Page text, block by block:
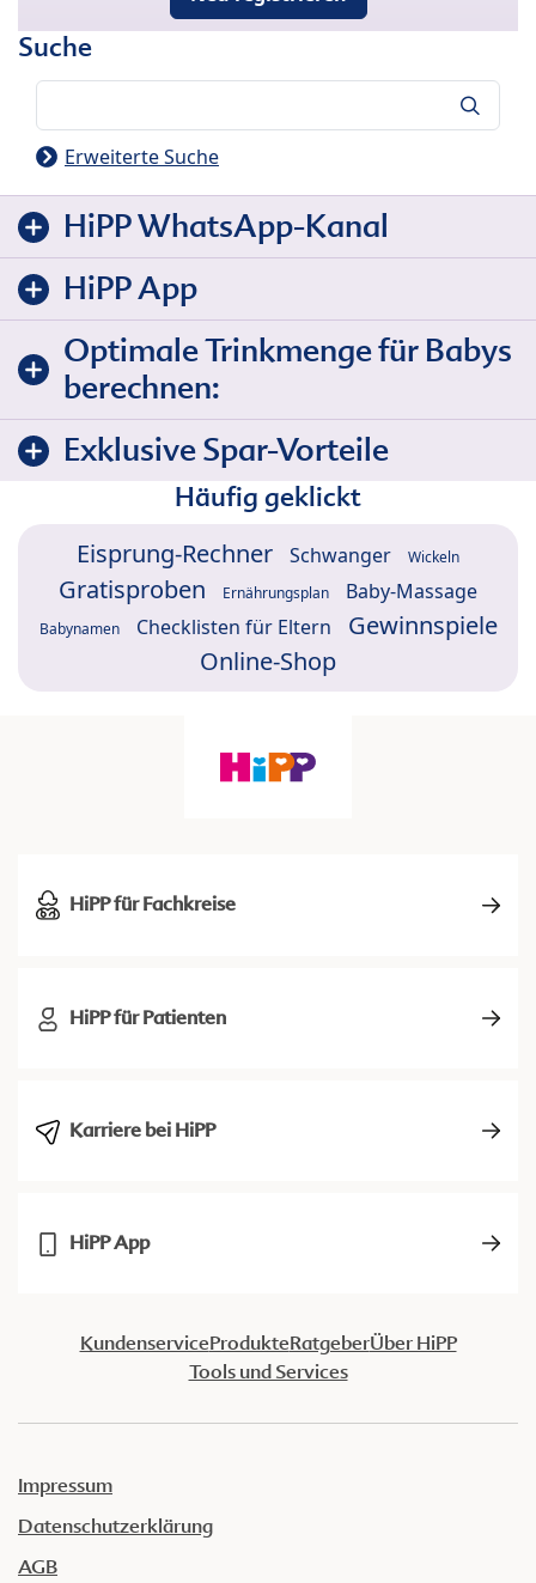
Suche
Erweiterte Suche
HiPP WhatsApp-Kanal
HiPP App
Optimale Trinkmenge für Babys
berechnen:
Exklusive Spar-Vorteile
Häufig geklickt
Eisprung-Rechner Schwanger Wickeln
Gratisproben Ernährungsplan Baby-Massage
Babynamen Checklisten für Eltern
Gewinnspiele
Online-Shop
HiPP für Fachkreise
HiPP für Patienten
Karriere bei HiPP
HiPP App
KundenserviceProdukteRatgeberÜber HiPP
Tools und Services
Impressum
Datenschutzerklärung
AGB